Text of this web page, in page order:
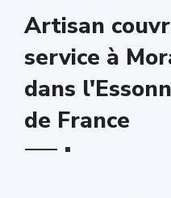
Artisan
service à
dans
de France